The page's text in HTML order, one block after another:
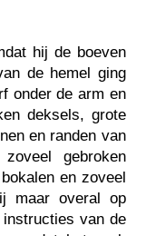
hij de boeven
de hemel ging
onder de arm en
deksels, grote
en randen van
gebroken
en zoveel
maar overal op
van de